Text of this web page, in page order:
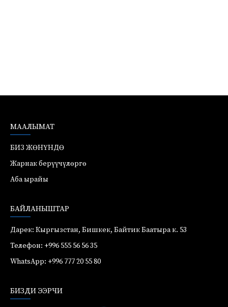
МААЛЫМАТ
БИЗ ЖӨНҮНДӨ
Жарнак берүүчүлөргө
Аба ырайы
БАЙЛАНЫШТАР
Дарек: Кыргызстан, Бишкек, Байтик Баатыра к. 53
Телефон: +996 555 56 56 35
WhatsApp: +996 777 20 55 80
БИЗДИ ЭЭРЧИ